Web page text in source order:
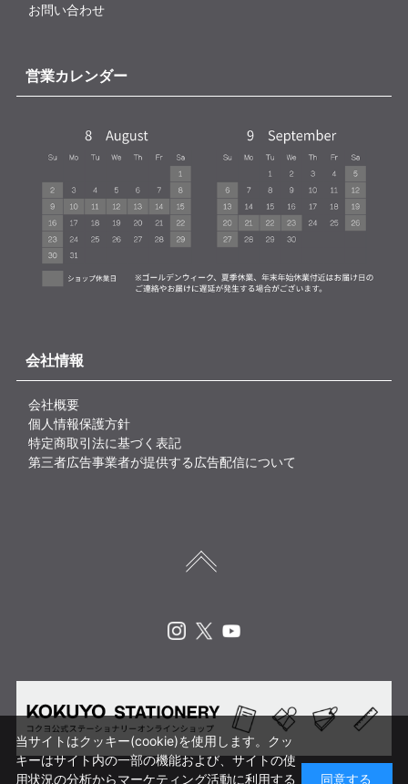
お問い合わせ
営業カレンダー
会社情報
会社概要
個人情報保護方針
特定商取引法に基づく表記
第三者広告事業者が提供する広告配信について
当サイトはクッキー(cookie)を使用します。クッ
キーはサイト内の一部の機能および、サイトの使
用状況の分析からマーケティング活動に利用する
同意する